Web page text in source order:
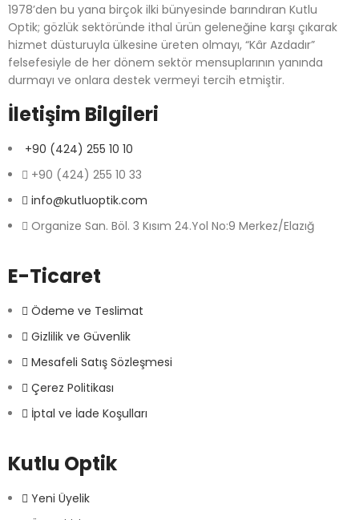
1978’den bu yana birçok ilki bünyesinde barındıran Kutlu
Optik; gözlük sektöründe ithal ürün geleneğine karşı çıkarak
hizmet düsturuyla ülkesine üreten olmayı, “Kâr Azdadır”
felsefesiyle de her dönem sektör mensuplarının yanında
durmayı ve onlara destek vermeyi tercih etmiştir.
İletişim Bilgileri
+90 (424) 255 10 10
+90 (424) 255 10 33
info@kutluoptik.com
Organize San. Böl. 3 Kısım 24.Yol No:9 Merkez/Elazığ
E-Ticaret
Ödeme ve Teslimat
Gizlilik ve Güvenlik
Mesafeli Satış Sözleşmesi
Çerez Politikası
İptal ve İade Koşulları
Kutlu Optik
Yeni Üyelik